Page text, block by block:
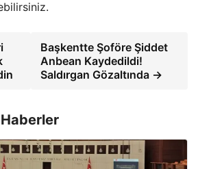
Başkentte Şoföre Şiddet
Anbean Kaydedildi!
Saldırgan Gözaltında →